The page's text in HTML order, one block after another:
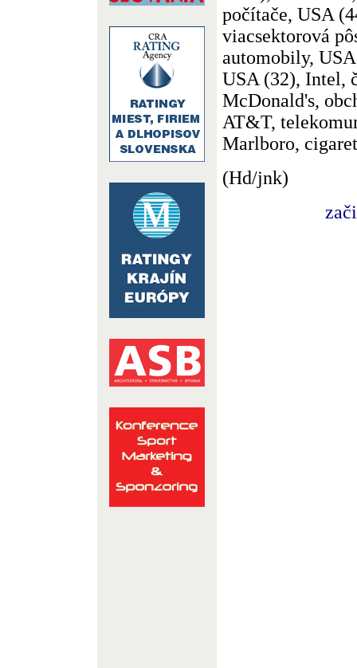
počítače, USA
viacsektorová
automobily,
USA (32), Intel,
McDonald's,
AT&T,
Marlboro,
(Hd/jnk)